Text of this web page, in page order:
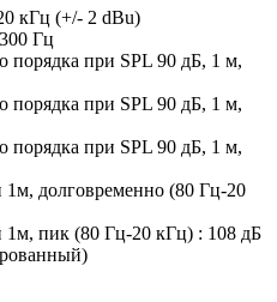
кГц (+/- 2 dBu)
Гц
порядка при SPL 90 дБ, 1 м,
порядка при SPL 90 дБ, 1 м,
порядка при SPL 90 дБ, 1 м,
долговременно (80 Гц-20
1м, пик (80 Гц-20 кГц) : 108 дБ